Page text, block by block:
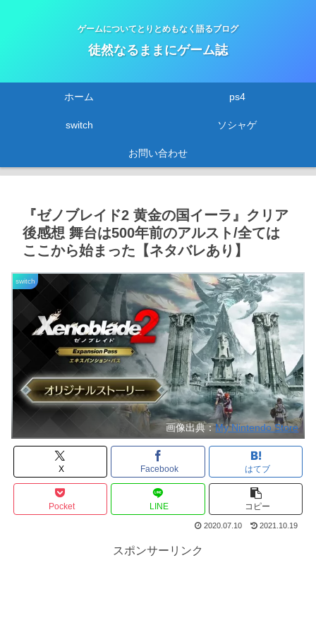
ゲームについてとりとめもなく語るブログ
徒然なるままにゲーム誌
ホーム ps4
switch ソシャゲ
お問い合わせ
『ゼノブレイド2 黄金の国イーラ』クリア
後感想 舞台は500年前のアルスト/全ては
ここから始まった【ネタバレあり】
switch
画像出典：My Nintendo Store
X Facebook はてブ
Pocket LINE コピー
2020.07.10 2021.10.19
スポンサーリンク